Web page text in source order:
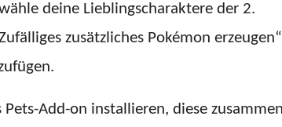
deine Lieblingscharaktere der 2.
zusätzliches Pokémon erzeugen“
Add-on installieren, diese